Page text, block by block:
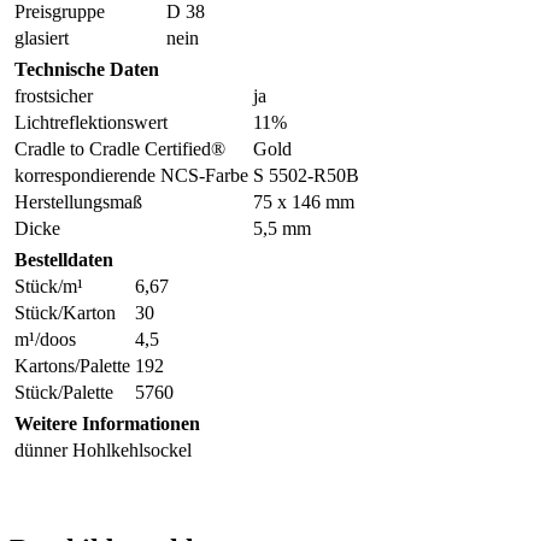
Preisgruppe
D 38
glasiert
nein
Technische Daten
frostsicher
ja
Lichtreflektionswert
11%
Cradle to Cradle Certified®
Gold
korrespondierende NCS-Farbe S 5502-R50B
Herstellungsmaß
75 x 146 mm
Dicke
5,5 mm
Bestelldaten
Stück/m¹
6,67
Stück/Karton
30
m¹/doos
4,5
Kartons/Palette 192
Stück/Palette
5760
Weitere Informationen
dünner Hohlkehlsockel